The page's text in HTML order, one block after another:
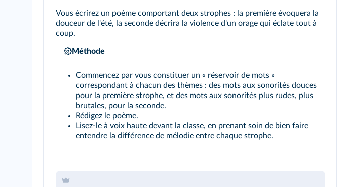
Vous écrirez un poème comportant deux strophes : la première évoquera la
douceur de l'été, la seconde décrira la violence d'un orage qui éclate tout à
coup.
Méthode
Commencez par vous constituer un « réservoir de mots »
correspondant à chacun des thèmes : des mots aux sonorités douces
pour la première strophe, et des mots aux sonorités plus rudes, plus
brutales, pour la seconde.
Rédigez le poème.
Lisez-le à voix haute devant la classe, en prenant soin de bien faire
entendre la différence de mélodie entre chaque strophe.